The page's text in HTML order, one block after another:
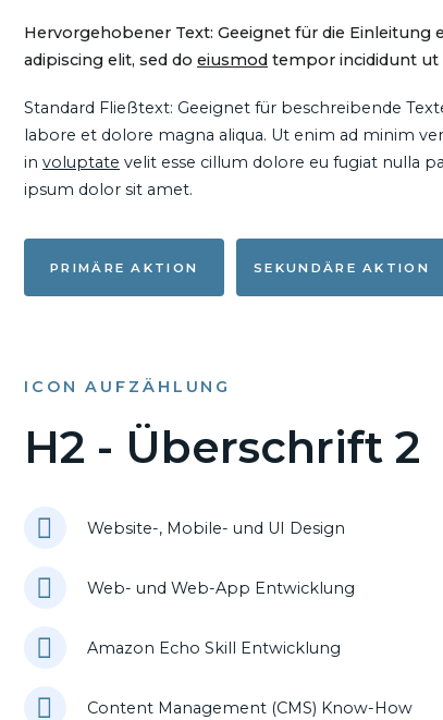
Hervorgehobener Text: Geeignet für die
adipiscing elit, sed do eiusmod tempor incididunt ut
Standard Fließtext: Geeignet für beschreibende
labore et dolore magna aliqua. Ut enim ad minim
in voluptate velit esse cillum dolore eu fugiat nulla
ipsum dolor sit amet.
PRIMÄRE AKTION SEKUNDÄRE AKTION
ICON AUFZÄHLUNG
H2 - Überschrift 2
Website-, Mobile- und UI Design
Web- und Web-App Entwicklung
Amazon Echo Skill Entwicklung
Content Management (CMS) Know-How